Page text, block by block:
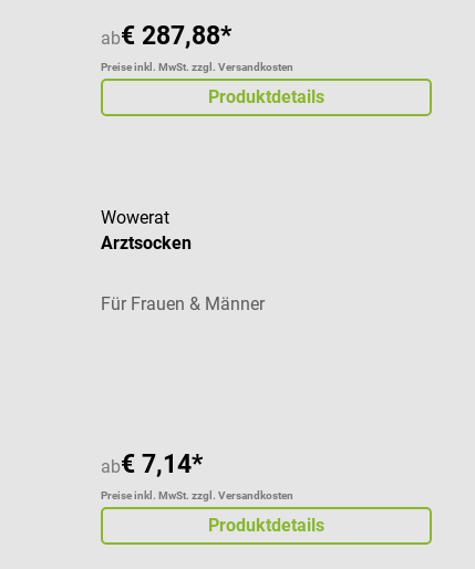
ab€ 287,88*
Preise inkl. MwSt. zzgl. Versandkosten
Produktdetails
Wowerat
Arztsocken
Für Frauen & Männer
ab€ 7,14*
Preise inkl. MwSt. zzgl. Versandkosten
Produktdetails